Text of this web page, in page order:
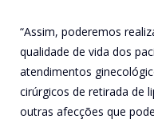
“Assim, poderemos
qualidade de vida dos
atendimentos
cirúrgicos de retirada de
outras afecções que